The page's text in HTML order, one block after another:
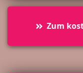
Zum